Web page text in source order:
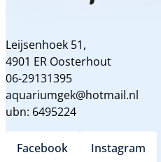
Leijsenhoek 51,
4901 ER Oosterhout
06-29131395
aquariumgek@hotmail.nl
ubn: 6495224
Facebook Instagram